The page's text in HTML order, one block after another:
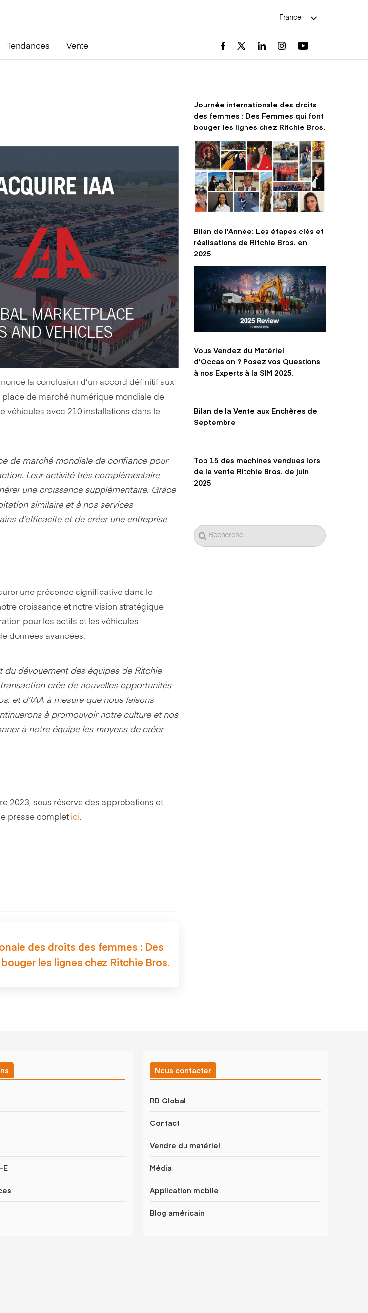
France
Tendances Vente
la conclusion d’un accord définitif aux
place de marché numérique mondiale de
véhicules avec 210 installations dans le
de marché mondiale de confiance pour
Leur activité très complémentaire
une croissance supplémentaire. Grâce
similaire et à nos services
d’efficacité et de créer une entreprise
une présence significative dans le
croissance et notre vision stratégique
pour les actifs et les véhicules
données avancées.
du dévouement des équipes de Ritchie
crée de nouvelles opportunités
et d’IAA à mesure que nous faisons
à promouvoir notre culture et nos
à notre équipe les moyens de créer
2023, sous réserve des approbations et
presse complet ici.
des droits des femmes : Des
les lignes chez Ritchie Bros.
Journée internationale des droits
des femmes : Des Femmes qui font
bouger les lignes chez Ritchie Bros.
Bilan de l’Année: Les étapes clés et
réalisations de Ritchie Bros. en
2025
Vous Vendez du Matériel
d’Occasion ? Posez vos Questions
à nos Experts à la SIM 2025.
Bilan de la Vente aux Enchères de
Septembre
Top 15 des machines vendues lors
de la vente Ritchie Bros. de juin
2025
E
Nous contacter
RB Global
Contact
Vendre du matériel
Média
Application mobile
Blog américain